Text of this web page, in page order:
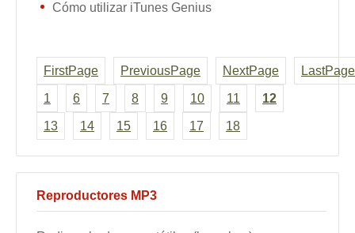
Cómo utilizar iTunes Genius
FirstPage PreviousPage NextPage LastPage
1 6 7 8 9 10 11 12
13 14 15 16 17 18
Reproductores MP3